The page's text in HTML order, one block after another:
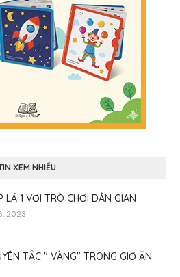
XEM NHIỀU
LÁ 1 VỚI TRÒ CHƠI DÂN GIAN
2023
TẮC " VÀNG" TRONG GIỜ ĂN